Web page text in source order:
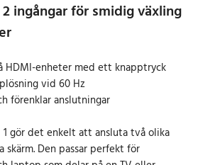
ingångar för smidig växling
HDMI-enheter med ett knapptryck
vid 60 Hz
förenklar anslutningar
gör det enkelt att ansluta två olika
Den passar perfekt för